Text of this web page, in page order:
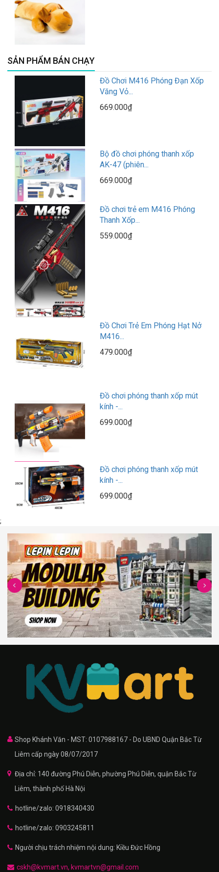
SẢN PHẨM BÁN CHẠY
Đồ Chơi M416 Phóng Đạn Xốp
Văng Vỏ...
669.000₫
Bộ đồ chơi phóng thanh xốp
AK-47 (phiên...
669.000₫
Đồ chơi trẻ em M416 Phóng
Thanh Xốp...
559.000₫
Đồ Chơi Trẻ Em Phóng Hạt Nở
M416...
479.000₫
Đồ chơi phóng thanh xốp mút
kính -...
699.000₫
Đồ chơi phóng thanh xốp mút
kính -...
699.000₫
;
Shop Khánh Văn - MST: 0107988167 - Do UBND Quận Bắc Từ
Liêm cấp ngày 08/07/2017
Địa chỉ: 140 đường Phú Diễn, phường Phú Diễn, quận Bắc Từ
Liêm, thành phố Hà Nội
hotline/zalo: 0918340430
hotline/zalo: 0903245811
Người chịu trách nhiệm nội dung: Kiều Đức Hồng
cskh@kvmart.vn, kvmartvn@gmail.com